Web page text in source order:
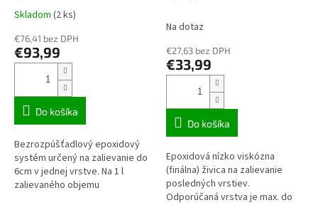
zalievanie číra 6,45kg TOP
Priemerné
produktu
je
5
hviezdičiek.
Skladom (2 ks)
€76,41 bez DPH
€93,99
Do košíka
Bezrozpúšťadlový epoxidový
systém určený na zalievanie do
6cm v jednej vrstve. Na 1 l
zalievaného objemu
Na dotaz
€27,63 bez DPH
€33,99
Do košíka
Epoxidová nízko viskózna
(finálna) živica na zalievanie
posledných vrstiev.
Odporúčaná vrstva je max. do